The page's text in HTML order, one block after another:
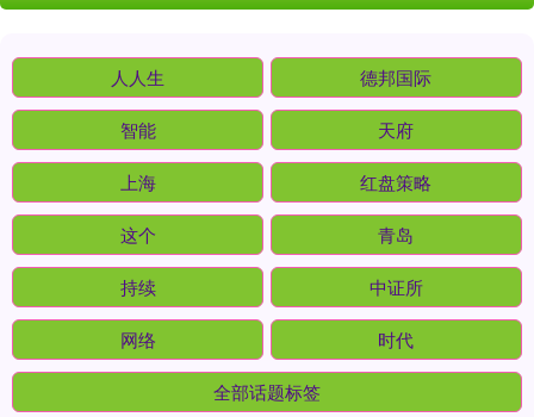
人人生 德邦国际
智能 天府
上海 红盘策略
这个 青岛
持续 中证所
网络 时代
全部话题标签